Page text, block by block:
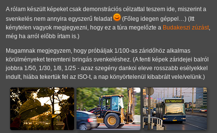
A rólam készült képeket csak demonstrációs célzattal teszem ide, miszerint a
svenkelés nem annyira egyszerű feladat
(Főleg idegen géppel…) (Itt
kénytelen vagyok megjegyezni, hogy ez a túra megelőzte a Budakeszi zúzást,
még ha arról előbb írtam is.)
Magamnak megjegyzem, hogy próbáljak 1/100-as záridőhöz alkalmas
körülményeket teremteni bringás svenkeléshez. (A fenti képek záridejei balról
jobbra 1/50, 1/30, 1/8, 1/25 - azaz szegény dankoi eleve rosszabb esélyekkel
indult, hiába tekertük fel az ISO-t, a nap könyörtelenül kibabrált vele/velünk.)